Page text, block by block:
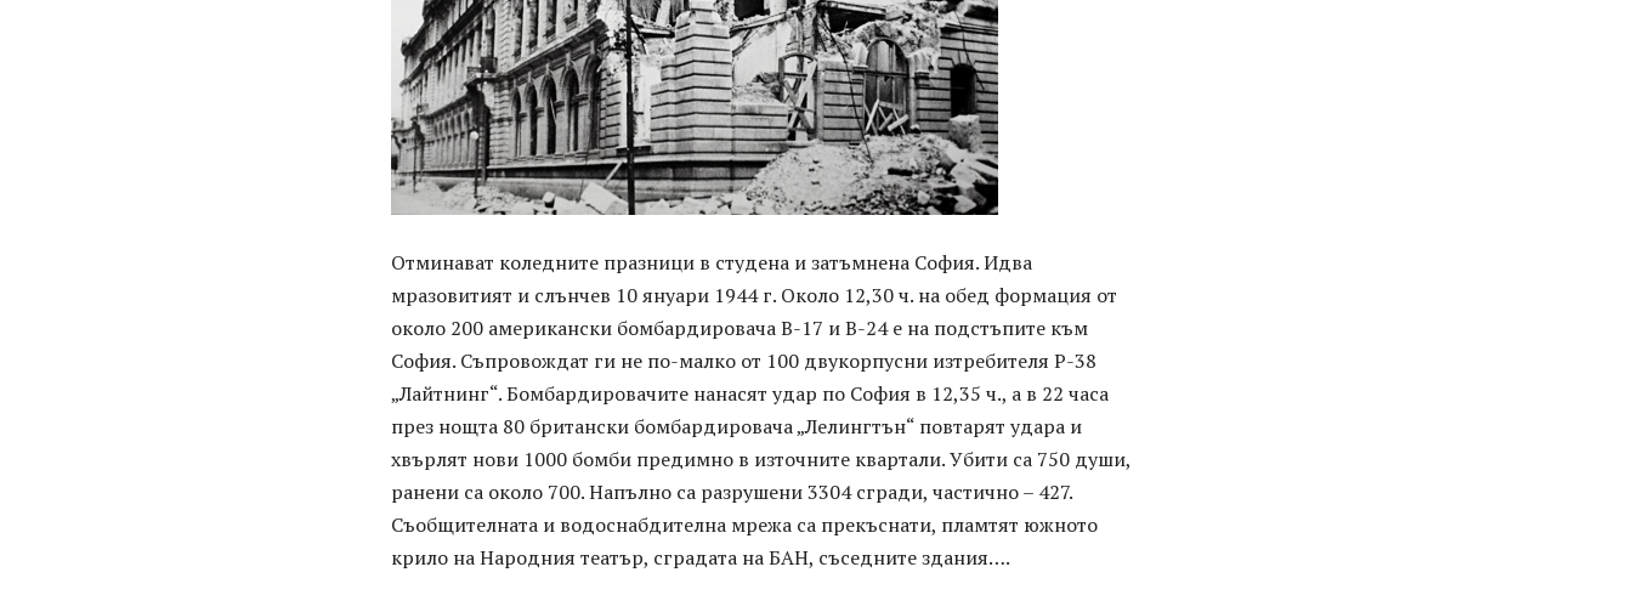
Отминават коледните празници в студена и затъмнена София. Идва
мразовитият и слънчев 10 януари 1944 г. Около 12,30 ч. на обед формация от
около 200 американски бомбардировача В-17 и В-24 е на подстъпите към
София. Съпровождат ги не по-малко от 100 двукорпусни изтребителя Р-38
„Лайтнинг“. Бомбардировачите нанасят удар по София в 12,35 ч., а в 22 часа
през нощта 80 британски бомбардировача „Лелингтън“ повтарят удара и
хвърлят нови 1000 бомби предимно в източните квартали. Убити са 750 души,
ранени са около 700. Напълно са разрушени 3304 сгради, частично – 427.
Съобщителната и водоснабдителна мрежа са прекъснати, пламтят южното
крило на Народния театър, сградата на БАН, съседните здания….